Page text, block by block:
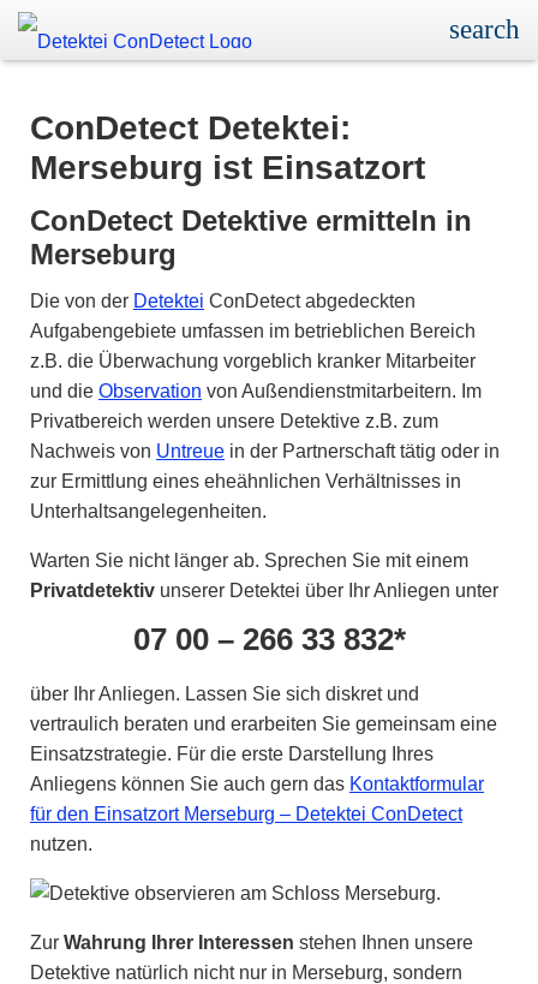
ConDetect Detektei:
Merseburg ist Einsatzort
ConDetect Detektive ermitteln in
Merseburg
Die von der Detektei ConDetect abgedeckten
Aufgabengebiete umfassen im betrieblichen Bereich
z.B. die Überwachung vorgeblich kranker Mitarbeiter
und die Observation von Außendienstmitarbeitern. Im
Privatbereich werden unsere Detektive z.B. zum
Nachweis von Untreue in der Partnerschaft tätig oder in
zur Ermittlung eines eheähnlichen Verhältnisses in
Unterhaltsangelegenheiten.
Warten Sie nicht länger ab. Sprechen Sie mit einem
Privatdetektiv unserer Detektei über Ihr Anliegen unter
07 00 – 266 33 832*
über Ihr Anliegen. Lassen Sie sich diskret und
vertraulich beraten und erarbeiten Sie gemeinsam eine
Einsatzstrategie. Für die erste Darstellung Ihres
Anliegens können Sie auch gern das Kontaktformular
für den Einsatzort Merseburg – Detektei ConDetect
nutzen.
Zur Wahrung Ihrer Interessen stehen Ihnen unsere
Detektive natürlich nicht nur in Merseburg, sondern